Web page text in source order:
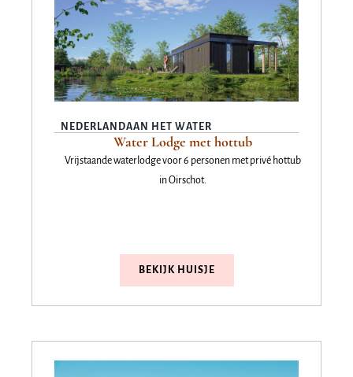
NEDERLANDAAN HET WATER
Water Lodge met hottub
Vrijstaande waterlodge voor 6 personen met privé hottub
in Oirschot.
BEKIJK HUISJE